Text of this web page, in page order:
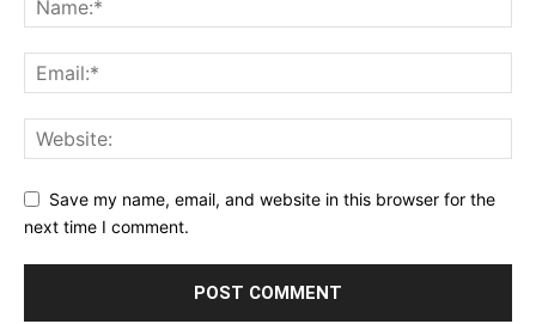
Save my name, email, and website in this browser for the
next time I comment.